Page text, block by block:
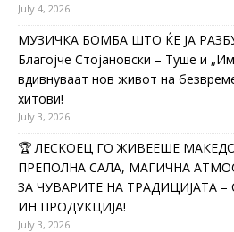
July 4, 2026
МУЗИЧКА БОМБА ШТО ЌЕ ЈА
Благојче Стојановски – Туше и
вдивнуваат нов живот на
хитови!
July 3, 2026
🏆 ЛЕСКОЕЦ ГО ЖИВЕЕШЕ
ПРЕПОЛНА САЛА, МАГИЧНА
ЗА ЧУВАРИТЕ НА ТРАДИЦИЈАТА –
ИН ПРОДУКЦИЈА!
July 3, 2026